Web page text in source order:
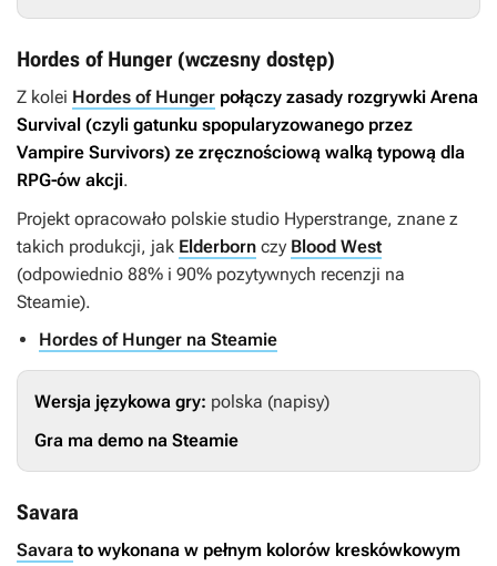
Hordes of Hunger (wczesny dostęp)
Z kolei Hordes of Hunger połączy zasady rozgrywki Arena
Survival (czyli gatunku spopularyzowanego przez
Vampire Survivors) ze zręcznościową walką typową dla
RPG-ów akcji.
Projekt opracowało polskie studio Hyperstrange, znane z
takich produkcji, jak Elderborn czy Blood West
(odpowiednio 88% i 90% pozytywnych recenzji na
Steamie).
Hordes of Hunger na Steamie
Wersja językowa gry: polska (napisy)
Gra ma demo na Steamie
Savara
Savara to wykonana w pełnym kolorów kreskówkowym